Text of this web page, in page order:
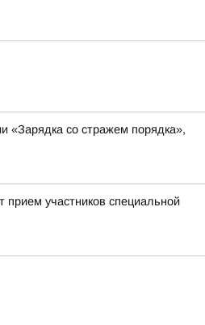
«Зарядка со стражем порядка»,
прием участников специальной